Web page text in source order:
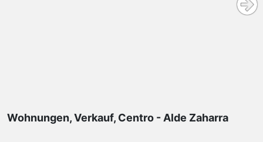
Wohnungen, Verkauf, Centro - Alde Zaharra